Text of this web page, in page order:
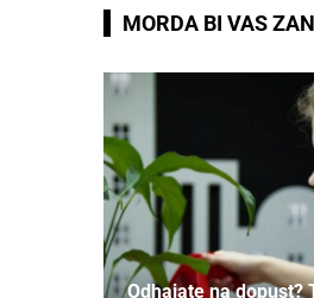
MORDA BI VAS
Odhajate na dopust?